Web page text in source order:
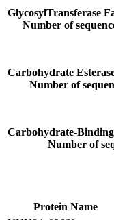
GlycosylTransferase
Number of
Carbohydrate
Number of
Carbohydrate-
Number of
Protein Name